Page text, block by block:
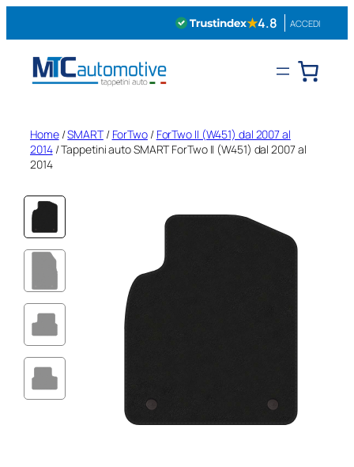
★4.8 ACCEDI
Home/SMART/ ForTwo/ ForTwo II (W451) dal 2007 al
2014/ Tappetini auto SMART ForTwo II (W451) dal 2007 al
2014